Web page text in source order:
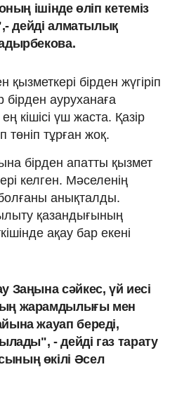
ішінде өліп кетеміз
дейді алматылық
қызметкері бірден жүгіріп
ауруханаға
кішісі үш жаста. Қазір
төніп тұрған жоқ.
бірден апатты қызмет
келген. Мәселенің
анықталды.
қазандығының
ақау бар екені
Заңына сәйкес, үй иесі
жарамдылығы мен
жауап береді,
- дейді газ тарату
өкілі Әсел